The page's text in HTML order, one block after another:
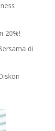
20%!
di